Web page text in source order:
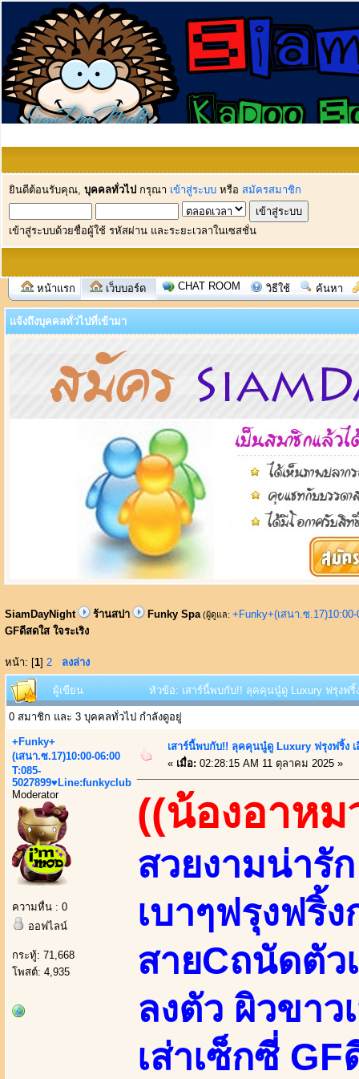
ยินดีต้อนรับคุณ, บุคคลทั่วไป กรุณา เข้าสู่ระบบ หรือ สมัครสมาชิก
เข้าสู่ระบบด้วยชื่อผู้ใช้ รหัสผ่าน และระยะเวลาในเซสชั่น
หน้าแรก เว็บบอร์ด CHAT ROOM วิธีใช้ ค้นหา
แจ้งถึงบุคคลทั่วไปที่เข้ามา
SiamDayNight ร้านสปา Funky Spa (ผู้ดูแล: +Funky+(เสนา.ซ
GFดีสดใส ใจระเริง
หน้า: [1] 2 ลงล่าง
ผู้เขียน หัวข้อ: เสาร์นี้พบกับ!! ลุคคุนนู๋ดู Luxury ฟรุงฟริ้ง
0 สมาชิก และ 3 บุคคลทั่วไป กำลังดูอยู่
+Funky+
(เสนา.ซ.17)10:00-06:00
T:085-
5027899♥Line:funkyclub
Moderator
ความหื่น : 0
ออฟไลน์
กระทู้: 71,668
โพสต์: 4,935
เสาร์นี้พบกับ!! ลุคคุนนู๋ดู Luxury ฟรุงฟริ้ง เ
« เมื่อ: 02:28:15 AM 11 ตุลาคม 2025 »
((น้องอาหม
สวยงามน่ารั
เบาๆฟรุงฟริ้ง
สายCถนัดตัว
ลงตัว ผิวขาว
เส่าเซ็กซี่ GF